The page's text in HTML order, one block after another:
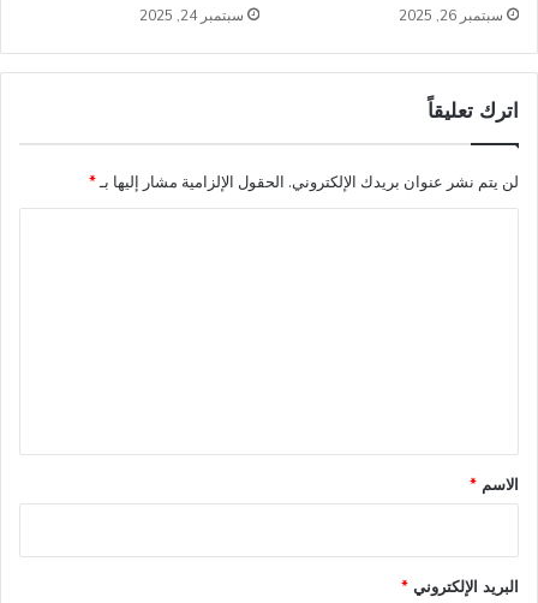
سبتمبر 26, 2025 سبتمبر 24, 2025
اترك تعليقاً
لن يتم نشر عنوان بريدك الإلكتروني. الحقول الإلزامية مشار إليها بـ*
*
الاسم *
البريد الإلكتروني *